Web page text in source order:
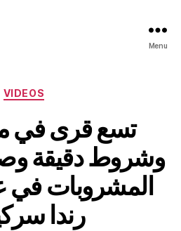
Menu
Categories
VIDEOS
تسع قرى في
وشروط دقيقة
المشروبات في
رندا